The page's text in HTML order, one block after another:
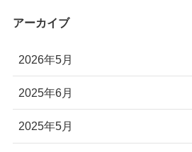
アーカイブ
2026年5月
2025年6月
2025年5月